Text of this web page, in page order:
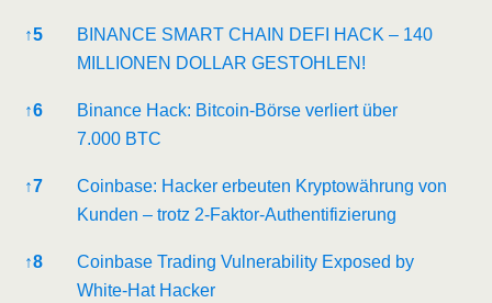
↑5
BINANCE SMART CHAIN DEFI HACK – 140
MILLIONEN DOLLAR GESTOHLEN!
↑6
Binan­ce Hack: Bit­co­in-Bör­se ver­liert über
7.000 BTC
↑7
Coin­ba­se: Hacker erbeu­ten Kryp­to­wäh­rung von
Kun­den – trotz 2‑Fak­tor-Authen­ti­fi­zie­rung
↑8
Coin­ba­se Tra­ding Vul­nerabi­li­ty Expo­sed by
White-Hat Hacker